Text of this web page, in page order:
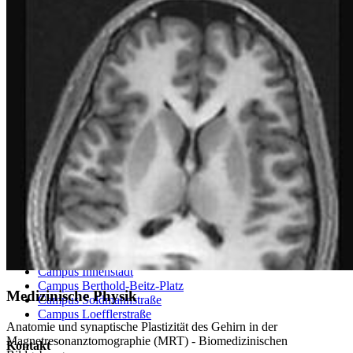
Medizinische Physik
Anatomie und synaptische Plastizität des Gehirn in der
Magnetresonanztomographie (MRT) - Biomedizinischen
Karte
Campus Innenstadt Campus Berthold-Beitz-Platz Campus
Soldmannstraße
Campus Innenstadt
Campus Berthold-Beitz-Platz
Campus Soldmannstraße
Campus Loefflerstraße
Kontakt